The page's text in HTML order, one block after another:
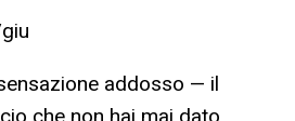
addosso — il